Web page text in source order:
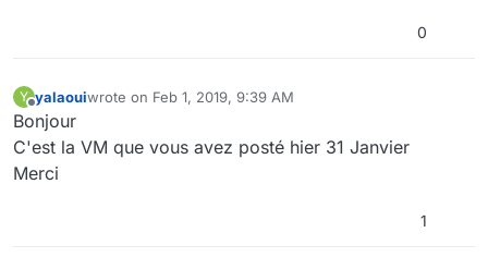
0
Y
Offline
yalaouiwrote on Feb 1, 2019, 9:39 AM
last edited by
Bonjour
C'est la VM que vous avez posté hier 31 Janvier
Merci
1